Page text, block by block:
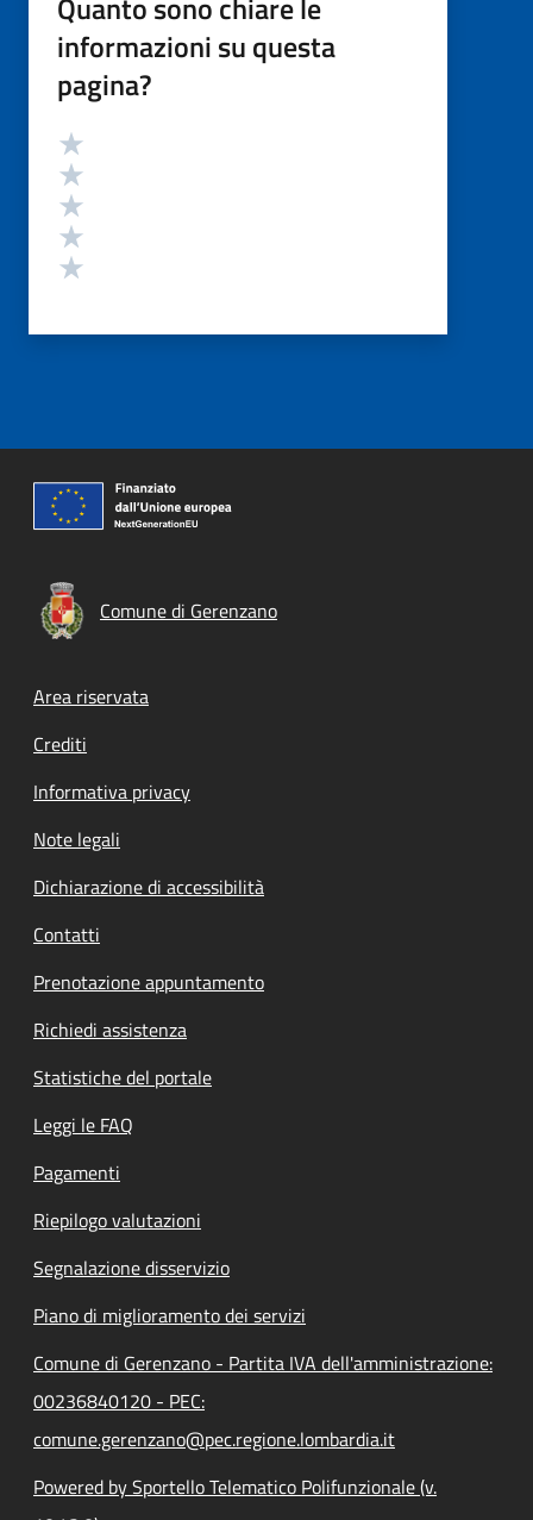
informazioni su questa
pagina?
Valutazione
Comune di Gerenzano
Footer menu
Area riservata
Crediti
Informativa privacy
Note legali
Dichiarazione di accessibilità
Contatti
Prenotazione appuntamento
Richiedi assistenza
Statistiche del portale
Leggi le FAQ
Pagamenti
Riepilogo valutazioni
Segnalazione disservizio
Piano di miglioramento dei servizi
Comune di Gerenzano - Partita IVA dell'amministrazione:
00236840120 - PEC:
comune.gerenzano@pec.regione.lombardia.it
Powered by Sportello Telematico Polifunzionale (v.